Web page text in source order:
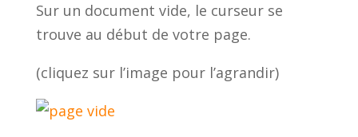
Sur un document vide, le curseur se
trouve au début de votre page.
(cliquez sur l’image pour l’agrandir)